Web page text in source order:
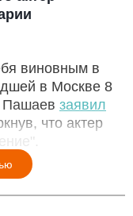
виновным в
в Москве 8
Пашаев заявил
что актер